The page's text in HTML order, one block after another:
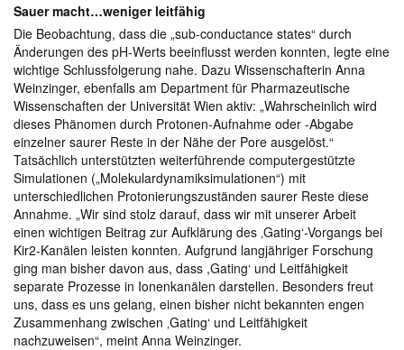
Sauer macht…weniger leitfähig
Die Beobachtung, dass die „sub-conductance states“ durch
Änderungen des pH-Werts beeinflusst werden konnten, legte eine
wichtige Schlussfolgerung nahe. Dazu Wissenschafterin Anna
Weinzinger, ebenfalls am Department für Pharmazeutische
Wissenschaften der Universität Wien aktiv: „Wahrscheinlich wird
dieses Phänomen durch Protonen-Aufnahme oder -Abgabe
einzelner saurer Reste in der Nähe der Pore ausgelöst.“
Tatsächlich unterstützten weiterführende computergestützte
Simulationen („Molekulardynamiksimulationen“) mit
unterschiedlichen Protonierungszuständen saurer Reste diese
Annahme. „Wir sind stolz darauf, dass wir mit unserer Arbeit
einen wichtigen Beitrag zur Aufklärung des ‚Gating‘-Vorgangs bei
Kir2-Kanälen leisten konnten. Aufgrund langjähriger Forschung
ging man bisher davon aus, dass ,Gating‘ und Leitfähigkeit
separate Prozesse in Ionenkanälen darstellen. Besonders freut
uns, dass es uns gelang, einen bisher nicht bekannten engen
Zusammenhang zwischen ‚Gating‘ und Leitfähigkeit
nachzuweisen“, meint Anna Weinzinger.